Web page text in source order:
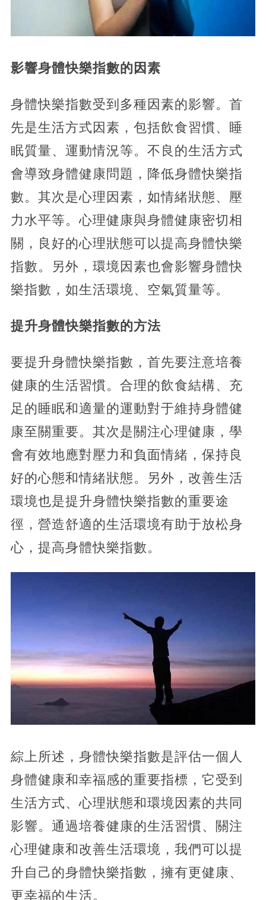
影響身體快樂指數的因素
身體快樂指數受到多種因素的影響。首
先是生活方式因素，包括飲食習慣、睡
眠質量、運動情況等。不良的生活方式
會導致身體健康問題，降低身體快樂指
數。其次是心理因素，如情緒狀態、壓
力水平等。心理健康與身體健康密切相
關，良好的心理狀態可以提高身體快樂
指數。另外，環境因素也會影響身體快
樂指數，如生活環境、空氣質量等。
提升身體快樂指數的方法
要提升身體快樂指數，首先要注意培養
健康的生活習慣。合理的飲食結構、充
足的睡眠和適量的運動對于維持身體健
康至關重要。其次是關注心理健康，學
會有效地應對壓力和負面情緒，保持良
好的心態和情緒狀態。另外，改善生活
環境也是提升身體快樂指數的重要途
徑，營造舒適的生活環境有助于放松身
心，提高身體快樂指數。
綜上所述，身體快樂指數是評估一個人
身體健康和幸福感的重要指標，它受到
生活方式、心理狀態和環境因素的共同
影響。通過培養健康的生活習慣、關注
心理健康和改善生活環境，我們可以提
升自己的身體快樂指數，擁有更健康、
更幸福的生活。